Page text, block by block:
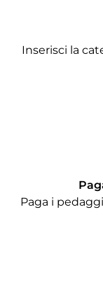
Inserisci la
Paga i